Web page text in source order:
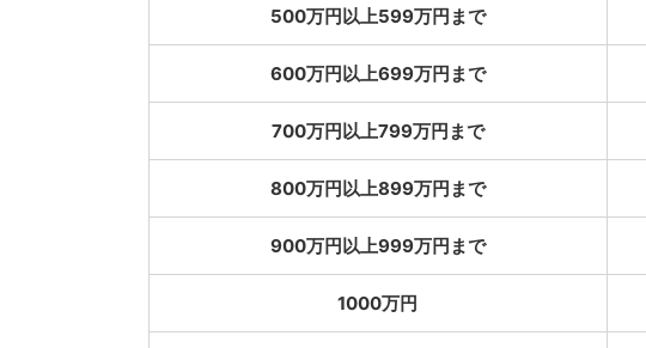
500万円以上599万円まで
600万円以上699万円まで
700万円以上799万円まで
800万円以上899万円まで
900万円以上999万円まで
1000万円